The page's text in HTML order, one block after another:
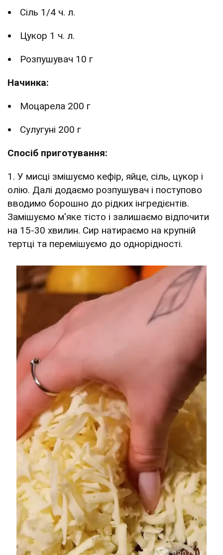
Сіль 1/4 ч. л.
Цукор 1 ч. л.
Розпушувач 10 г
Начинка:
Моцарела 200 г
Сулугуні 200 г
Спосіб приготування:
1. У мисці змішуємо кефір, яйце, сіль, цукор і
олію. Далі додаємо розпушувач і поступово
вводимо борошно до рідких інгредієнтів.
Замішуємо м'яке тісто і залишаємо відпочити
на 15-30 хвилин. Сир натираємо на крупній
тертці та перемішуємо до однорідності.